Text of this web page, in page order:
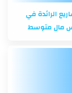
الرائدة في
مال متوسط